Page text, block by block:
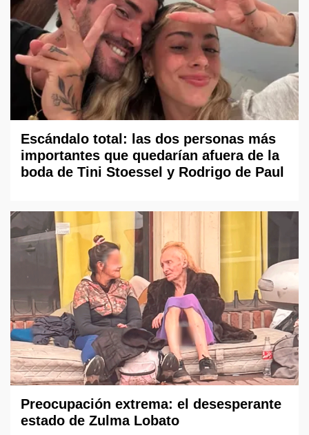
Escándalo total: las dos personas más
importantes que quedarían afuera de la
boda de Tini Stoessel y Rodrigo de Paul
Preocupación extrema: el desesperante
estado de Zulma Lobato